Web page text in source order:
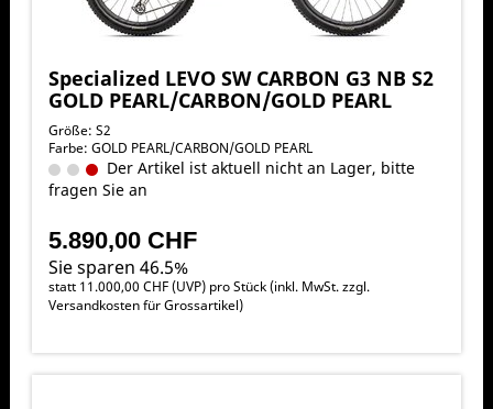
Specialized LEVO SW CARBON G3 NB S2
GOLD PEARL/CARBON/GOLD PEARL
Größe: S2
Farbe: GOLD PEARL/CARBON/GOLD PEARL
Der Artikel ist aktuell nicht an Lager, bitte
fragen Sie an
5.890,00 CHF
Sie sparen 46.5%
statt 11.000,00 CHF(UVP) pro Stück (inkl. MwSt. zzgl.
Versandkosten für Grossartikel)